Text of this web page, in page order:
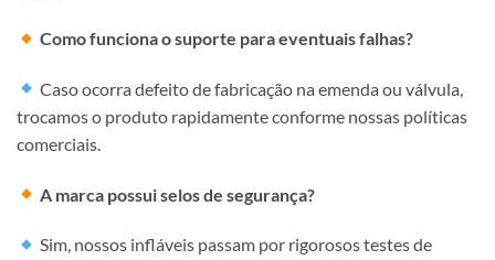
Como funciona o suporte para eventuais falhas?
Caso ocorra defeito de fabricação na emenda ou válvula,
trocamos o produto rapidamente conforme nossas políticas
comerciais.
A marca possui selos de segurança?
Sim, nossos infláveis passam por rigorosos testes de